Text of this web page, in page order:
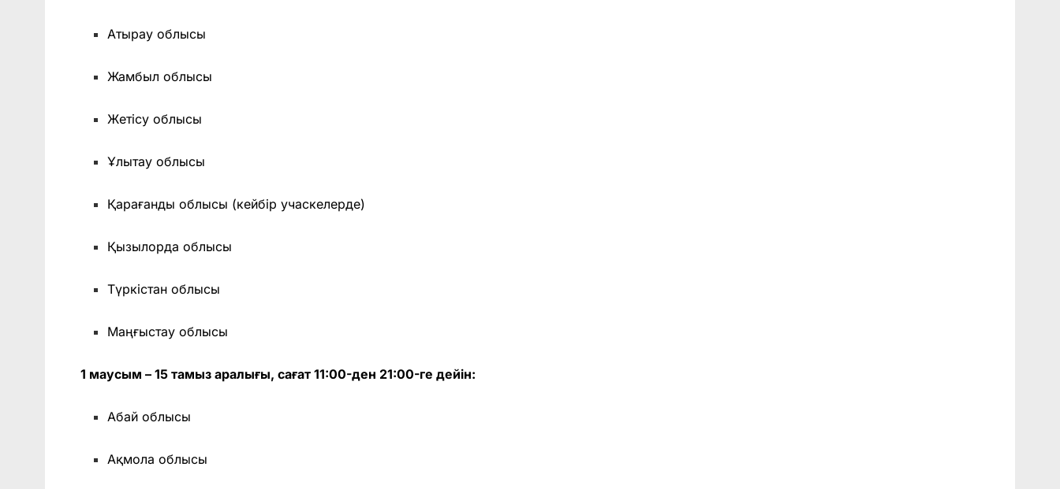
Атырау облысы
Жамбыл облысы
Жетісу облысы
Ұлытау облысы
Қарағанды облысы (кейбір учаскелерде)
Қызылорда облысы
Түркістан облысы
Маңғыстау облысы
1 маусым – 15 тамыз аралығы, сағат 11:00-ден 21:00-ге дейін:
Абай облысы
Ақмола облысы